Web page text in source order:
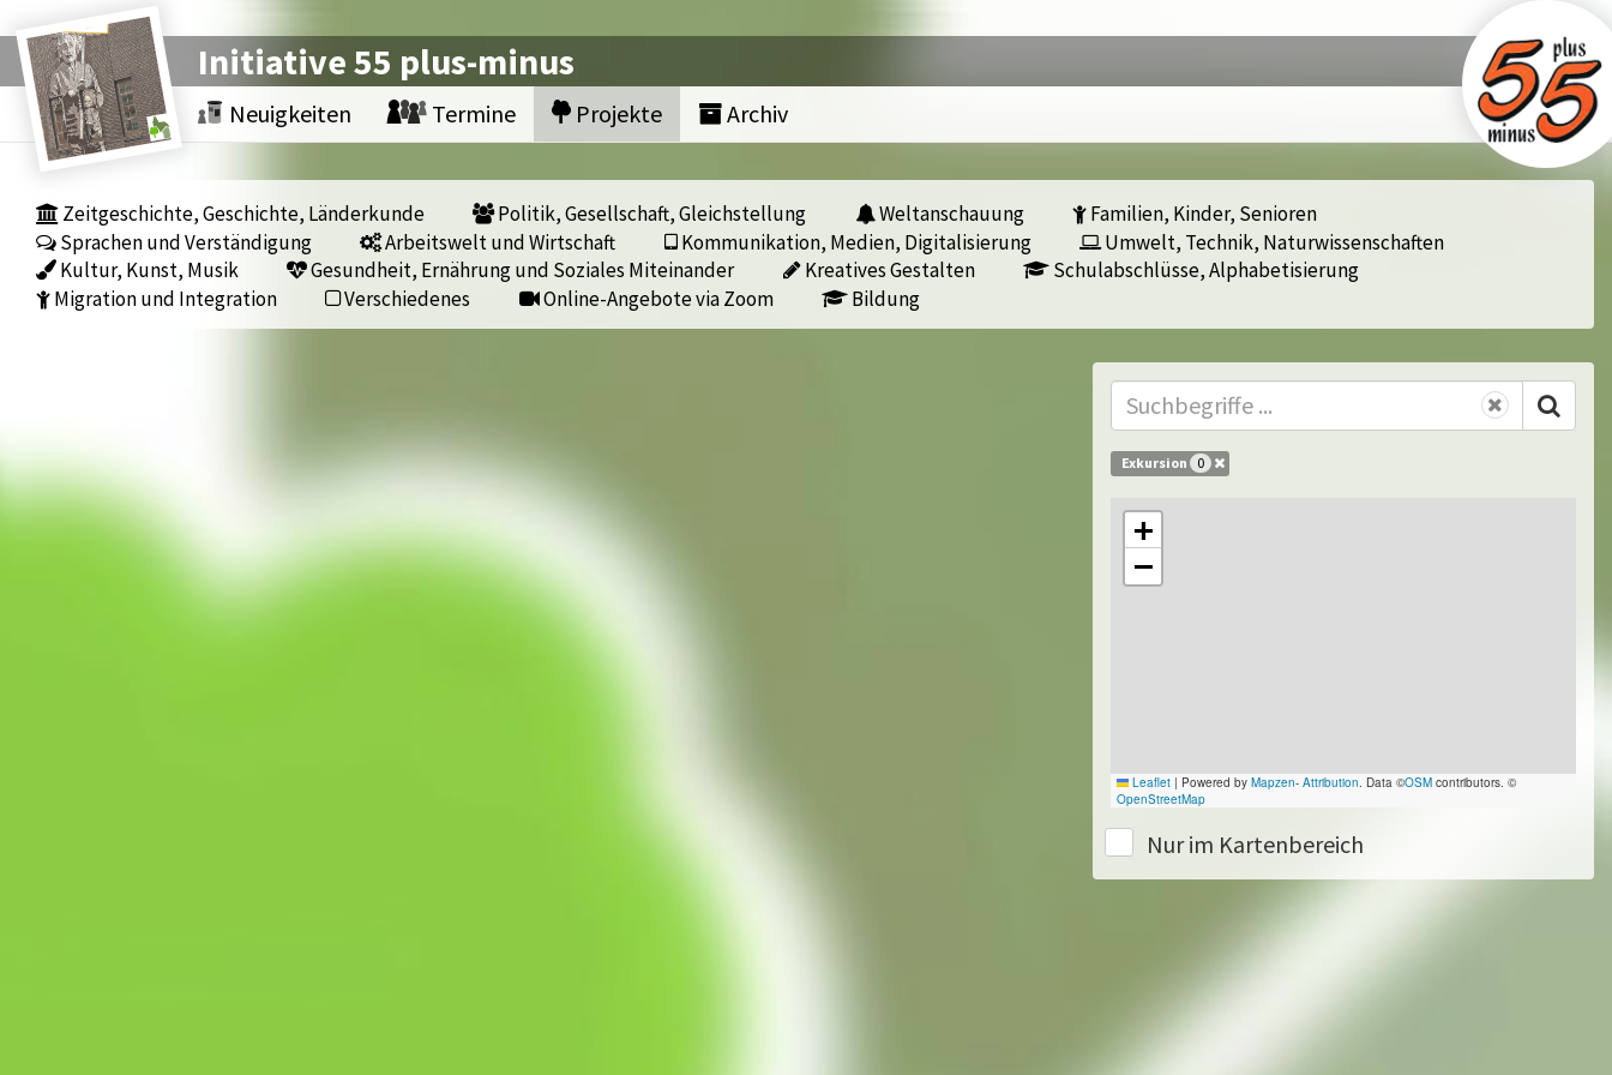
Initiative 55 plus-minus
Neuigkeiten Termine Projekte Archiv
Zeitgeschichte, Geschichte, Länderkunde Politik, Gesellschaft, Gleichstellung Weltanschauung
Familien, Kinder, Senioren
Sprachen und Verständigung
Arbeitswelt und Wirtschaft Kommunikation, Medien, Digitalisierung
Umwelt, Technik, Naturwissenschaften
Kultur, Kunst, Musik
Gesundheit, Ernährung und Soziales Miteinander Kreatives Gestalten
Schulabschlüsse, Alphabetisierung
Migration und Integration
Verschiedenes Online-Angebote via Zoom Bildung
Exkursion 0
+
−
Leaflet | Powered by Mapzen- Attribution . Data ©OSM contributors. ©
OpenStreetMap
Nur im Kartenbereich